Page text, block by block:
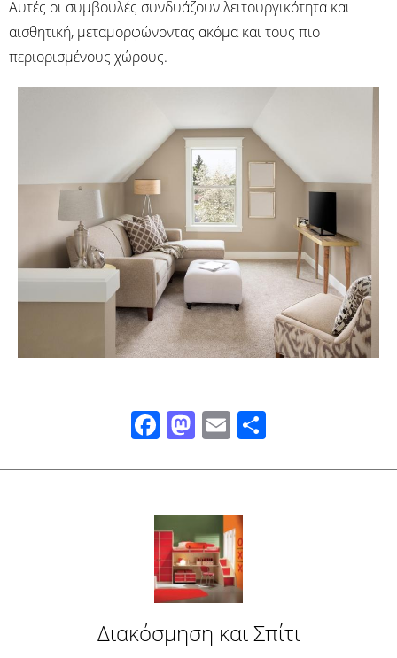
Αυτές οι συμβουλές συνδυάζουν λειτουργικότητα και
αισθητική, μεταμορφώνοντας ακόμα και τους πιο
περιορισμένους χώρους.
Facebook
Mastodon
Email
Διακόσμηση και Σπίτι